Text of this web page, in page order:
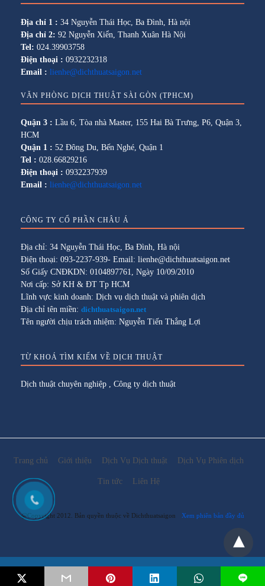
Email: lienhe@dichthuatsaigon.net
Địa chỉ 1 : 34 Nguyễn Thái Học, Ba Đình, Hà nội
Địa chỉ 2: 92 Nguyễn Xiển, Thanh Xuân Hà Nội
Tel: 024.39903758
Điện thoại : 0932232318
Email : lienhe@dichthuatsaigon.net
VĂN PHÒNG DỊCH THUẬT SÀI GÒN (TPHCM)
Quận 3 : Lầu 6, Tòa nhà Master, 155 Hai Bà Trưng, P6, Quận 3,
HCM
Quận 1 : 52 Đông Du, Bến Nghé, Quận 1
Tel : 028.66829216
Điện thoại : 0932237939
Email : lienhe@dichthuatsaigon.net
CÔNG TY CỔ PHẦN CHÂU Á
Địa chỉ: 34 Nguyễn Thái Học, Ba Đình, Hà nội
Điện thoại: 093-2237-939- Email: lienhe@dichthuatsaigon.net
Số Giấy CNĐKDN: 0104897761, Ngày 10/09/2010
Nơi cấp: Sở KH & ĐT Tp HCM
Lĩnh vực kinh doanh: Dịch vụ dịch thuật và phiên dịch
Địa chỉ tên miền: dichthuatsaigon.net
Tên người chịu trách nhiệm: Nguyễn Tiến Thắng Lợi
TỪ KHOÁ TÌM KIẾM VỀ DỊCH THUẬT
Dịch thuật chuyên nghiệp Công ty dịch thuật
Trang chủ Giới thiệu Dịch Vụ Dịch thuật Dịch Vụ Phiên dịch
Tin tức Liên Hệ
@Copyright 2012. Bản quyền thuộc về Dichthuatsaigon Xem phiên bản đầy đủ
L